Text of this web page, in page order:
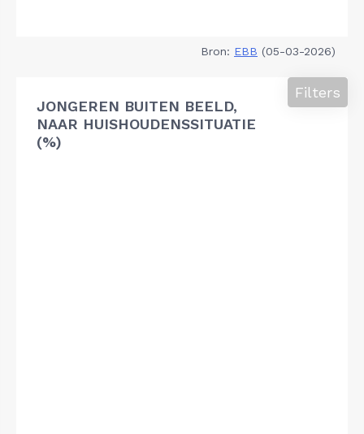
Bron: EBB (05-03-2026)
JONGEREN BUITEN BEELD,
NAAR HUISHOUDENSSITUATIE
(%)
Filters